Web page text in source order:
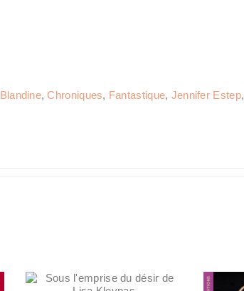
Blandine,Chroniques, Fantastique, Jennifer Estep,